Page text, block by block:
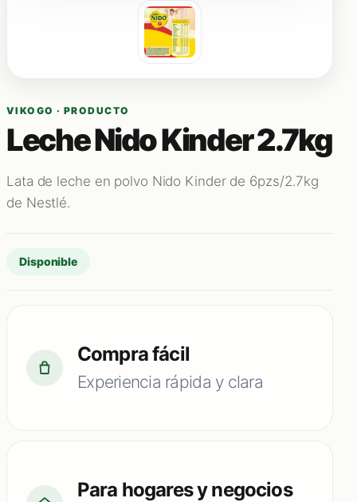
VIKOGO · PRODUCTO
Leche Nido Kinder 2.7kg
Lata de leche en polvo Nido Kinder de 6pzs/2.7kg
de Nestlé.
Disponible
Compra fácil
Experiencia rápida y clara
Para hogares y negocios